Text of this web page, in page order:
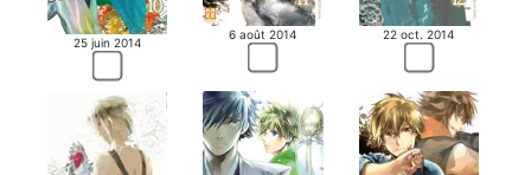
25 juin 2014
6 août 2014 22 oct. 2014